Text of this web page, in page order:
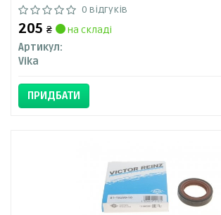
0 відгуків
205 ₴
на складі
Артикул:
Vika
ПРИДБАТИ